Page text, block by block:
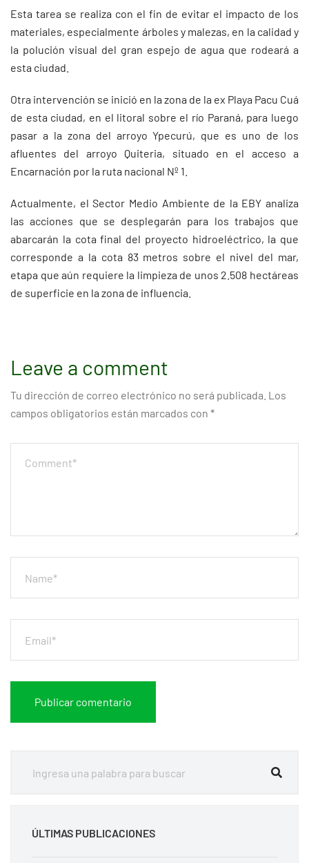
Esta tarea se realiza con el fin de evitar el impacto de los
materiales, especialmente árboles y malezas, en la calidad y
la polución visual del gran espejo de agua que rodeará a
esta ciudad.
Otra intervención se inició en la zona de la ex Playa Pacu Cuá
de esta ciudad, en el litoral sobre el río Paraná, para luego
pasar a la zona del arroyo Ypecurú, que es uno de los
afluentes del arroyo Quiteria, situado en el acceso a
Encarnación por la ruta nacional Nº 1.
Actualmente, el Sector Medio Ambiente de la EBY analiza
las acciones que se desplegarán para los trabajos que
abarcarán la cota final del proyecto hidroeléctrico, la que
corresponde a la cota 83 metros sobre el nivel del mar,
etapa que aún requiere la limpieza de unos 2.508 hectáreas
de superficie en la zona de influencia.
Leave a comment
Tu dirección de correo electrónico no será publicada. Los
campos obligatorios están marcados con *
ÚLTIMAS PUBLICACIONES